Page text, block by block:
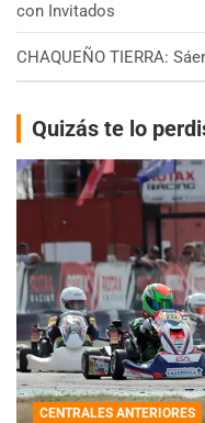
con Invitados
CHAQUEÑO TIERRA:
Quizás te lo
CENTRALES ANTERIORES